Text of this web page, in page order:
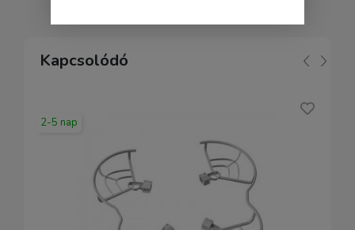
Kapcsolódó
2-5 nap